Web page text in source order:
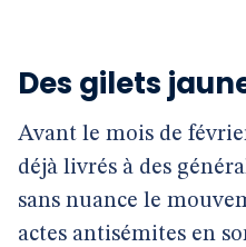
Des gilets
Avant le mois de
déjà livrés à des
sans nuance le
actes antisémites en